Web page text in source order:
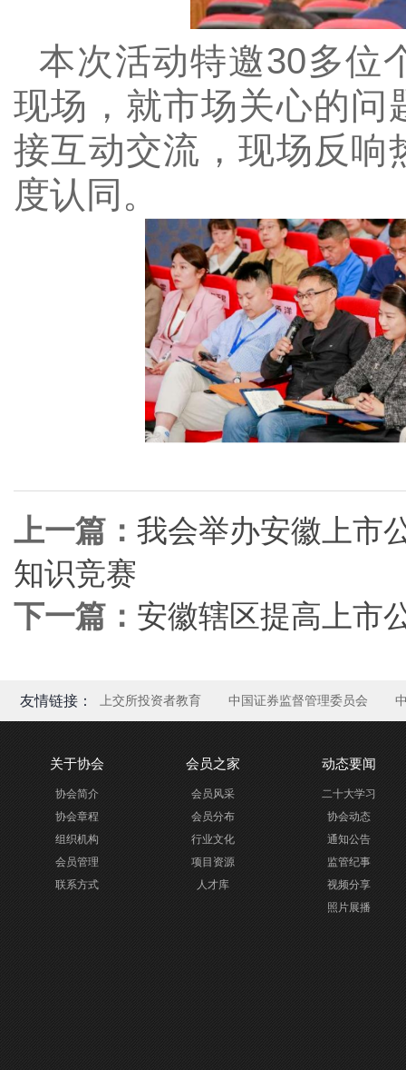
本次活动特邀30多位
现场 ，就市场关心的
接互动交流，现场反响
度认同。
上一篇： 我会举办安徽上市
知识竞赛
下一篇： 安徽辖区提高上市
友情链接： 上交所投资者教育 中国证券监督管理委员会
关于协会
协会简介
协会章程
组织机构
会员管理
联系方式
会员之家
会员风采
会员分布
行业文化
项目资源
人才库
动态要闻
二十大学习
协会动态
通知公告
监管纪事
视频分享
照片展播